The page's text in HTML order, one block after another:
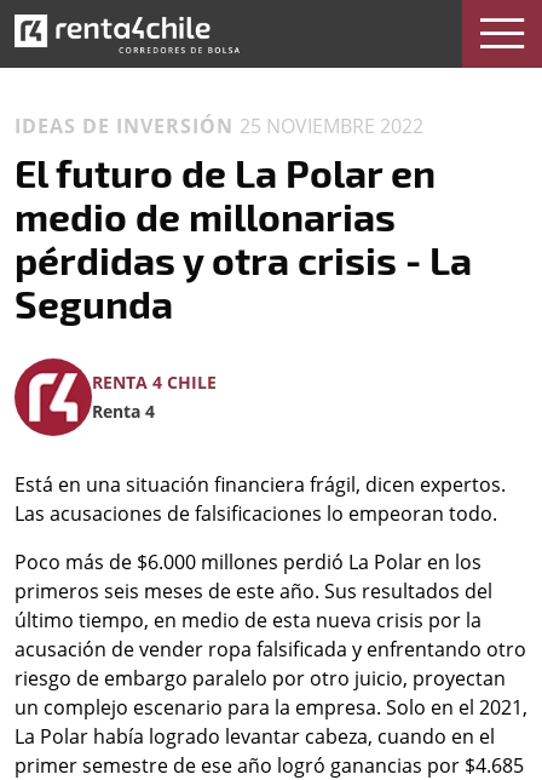
IDEAS DE INVERSIÓN 25 NOVIEMBRE 2022
El futuro de La Polar en
medio de millonarias
pérdidas y otra crisis - La
Segunda
RENTA 4 CHILE
Renta 4
Está en una situación financiera frágil, dicen expertos.
Las acusaciones de falsificaciones lo empeoran todo.
Poco más de $6.000 millones perdió La Polar en los
primeros seis meses de este año. Sus resultados del
último tiempo, en medio de esta nueva crisis por la
acusación de vender ropa falsificada y enfrentando otro
riesgo de embargo paralelo por otro juicio, proyectan
un complejo escenario para la empresa. Solo en el 2021,
La Polar había logrado levantar cabeza, cuando en el
primer semestre de ese año logró ganancias por $4.685